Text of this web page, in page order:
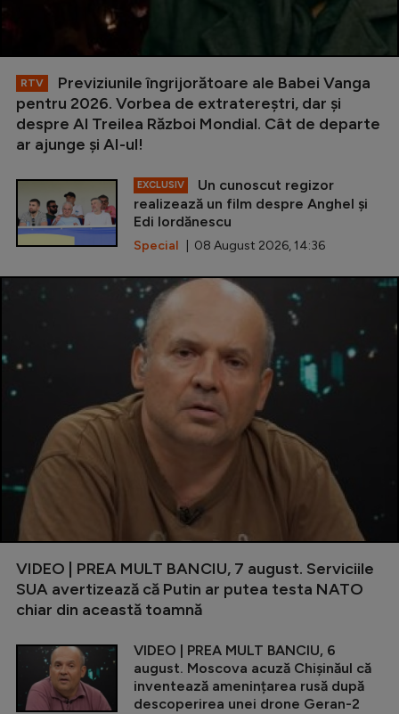
RTV
Previziunile îngrijorătoare ale Babei Vanga
pentru 2026. Vorbea de extratereștri, dar și
despre Al Treilea Război Mondial. Cât de departe
ar ajunge și AI-ul!
EXCLUSIV
Un cunoscut regizor
realizează un film despre Anghel și
Edi Iordănescu
Special | 08 August 2026, 14:36
VIDEO | PREA MULT BANCIU, 7 august. Serviciile
SUA avertizează că Putin ar putea testa NATO
chiar din această toamnă
VIDEO | PREA MULT BANCIU, 6
august. Moscova acuză Chișinăul că
inventează amenințarea rusă după
descoperirea unei drone Geran-2